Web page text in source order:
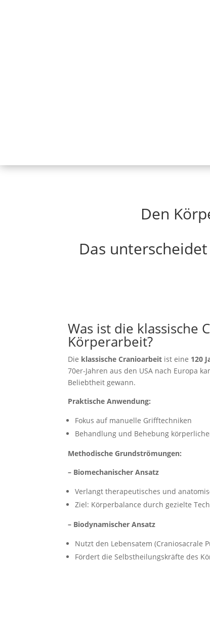
Den
Das
Was ist die klassische
Körperarbeit?
Die klassische Cranioarbeit ist eine 120
70er-Jahren aus den USA nach Europa
Beliebtheit gewann.
Praktische Anwendung:
Fokus auf manuelle Grifftechniken
Behandlung und Behebung
Methodische Grundströmungen:
– Biomechanischer Ansatz
Verlangt therapeutisches und
Ziel: Körperbalance durch gezielte
– Biodynamischer Ansatz
Nutzt den Lebensatem (Craniosacrale
Fördert die Selbstheilungskräfte des